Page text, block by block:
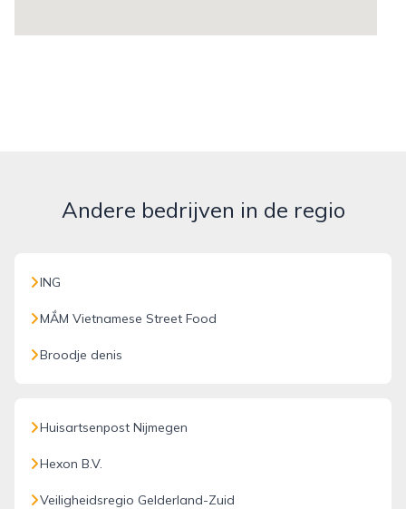
Andere bedrijven in de regio
ING
MẮM Vietnamese Street Food
Broodje denis
Huisartsenpost Nijmegen
Hexon B.V.
Veiligheidsregio Gelderland-Zuid